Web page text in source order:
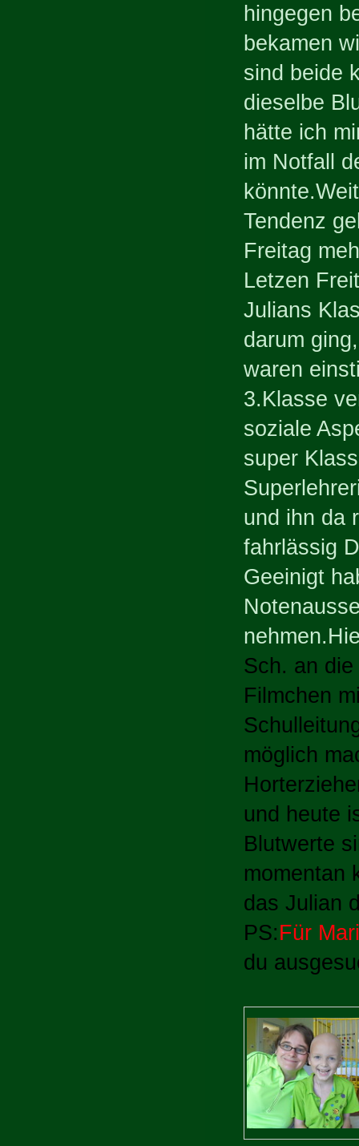
hingegen
bekamen
sind beide
dieselbe
hätte ich
im Notfall
Tendenz
Freitag
Letzen
Julians
darum
waren
3.Klasse
soziale
super
und ihn da
fahrlässig
Geeinigt
Sch. an
Filmchen
möglich
und heute
Blutwerte
momentan
das Julian
PS:Für
du